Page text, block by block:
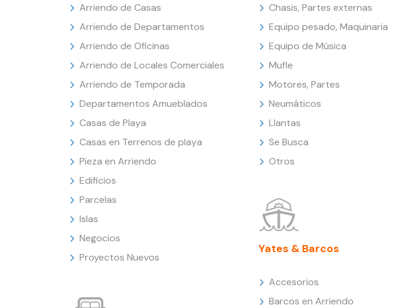
Arriendo de Casas
Arriendo de Departamentos
Arriendo de Oficinas
Arriendo de Locales Comerciales
Arriendo de Temporada
Departamentos Amueblados
Casas de Playa
Casas en Terrenos de playa
Pieza en Arriendo
Edificios
Parcelas
Islas
Negocios
Proyectos Nuevos
Chasis, Partes externas
Equipo pesado, Maquinaria
Equipo de Música
Mufle
Motores, Partes
Neumáticos
Llantas
Se Busca
Otros
Yates & Barcos
Accesorios
Barcos en Arriendo